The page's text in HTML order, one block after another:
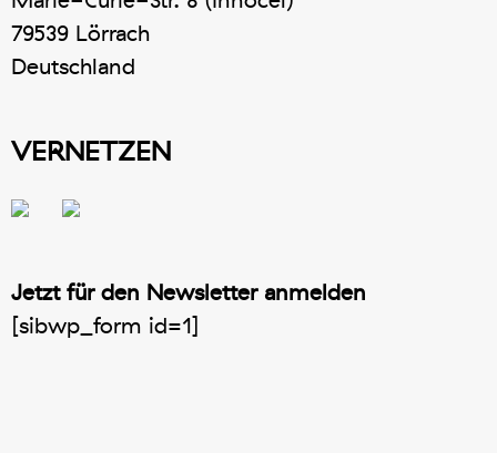
79539 Lörrach
Deutschland
VERNETZEN
Jetzt für den Newsletter anmelden
[sibwp_form id=1]